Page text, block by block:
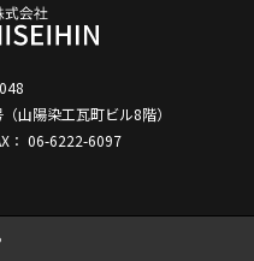
山陽染工瓦町ビル8階）
： 06-6222-6097